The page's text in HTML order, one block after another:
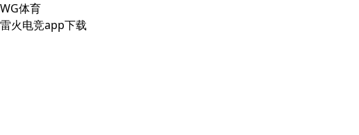
WG体育
雷火电竞app下载